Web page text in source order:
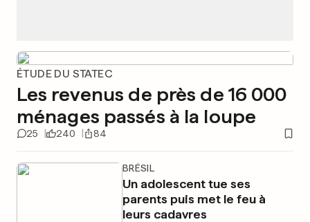
ÉTUDE DU STATEC
Les revenus de près de 16 000
ménages passés à la loupe
25 240 84
BRÉSIL
Un adolescent tue ses
parents puis met le feu à
leurs cadavres